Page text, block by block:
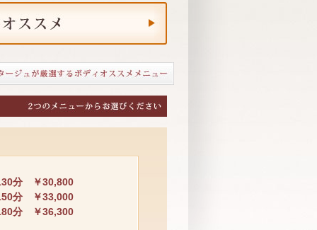
分 ￥30,800
分 ￥33,000
分 ￥36,300